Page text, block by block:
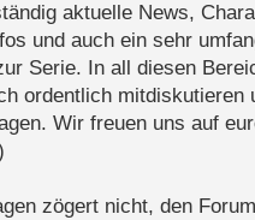
aktuelle News,
und auch ein sehr
Serie. In all diesen
ordentlich mitdiskutieren
Wir freuen uns auf
zögert nicht, den